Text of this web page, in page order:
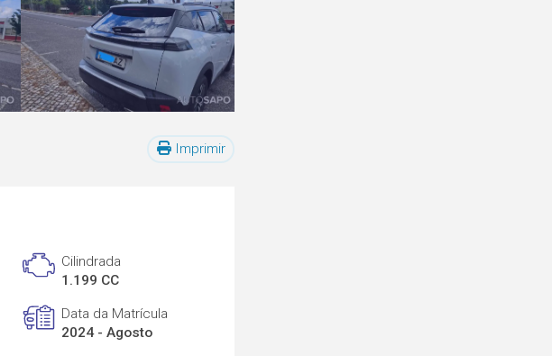
Imprimir
Cilindrada
1.199 CC
Data da Matrícula
2024 - Agosto